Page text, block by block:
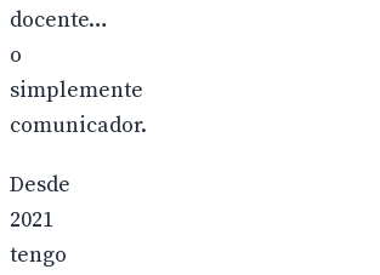
docente…
o
simplemente
comunicador.
Desde
2021
tengo